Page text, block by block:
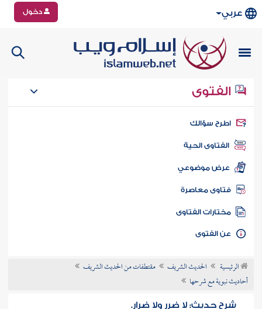
عربي دخول
الفتوى
سؤالك
الفتاوى الحية
عرض موضوعي
فتاوى معاصرة
مختارات الفتاوى
الفتوى
الرئيسية الحديث الشريف
مقتطفات من الحديث الشريف
أحاديث نبوية مع شرحها
شرح حديث: لا ضرر ولا ضرار.